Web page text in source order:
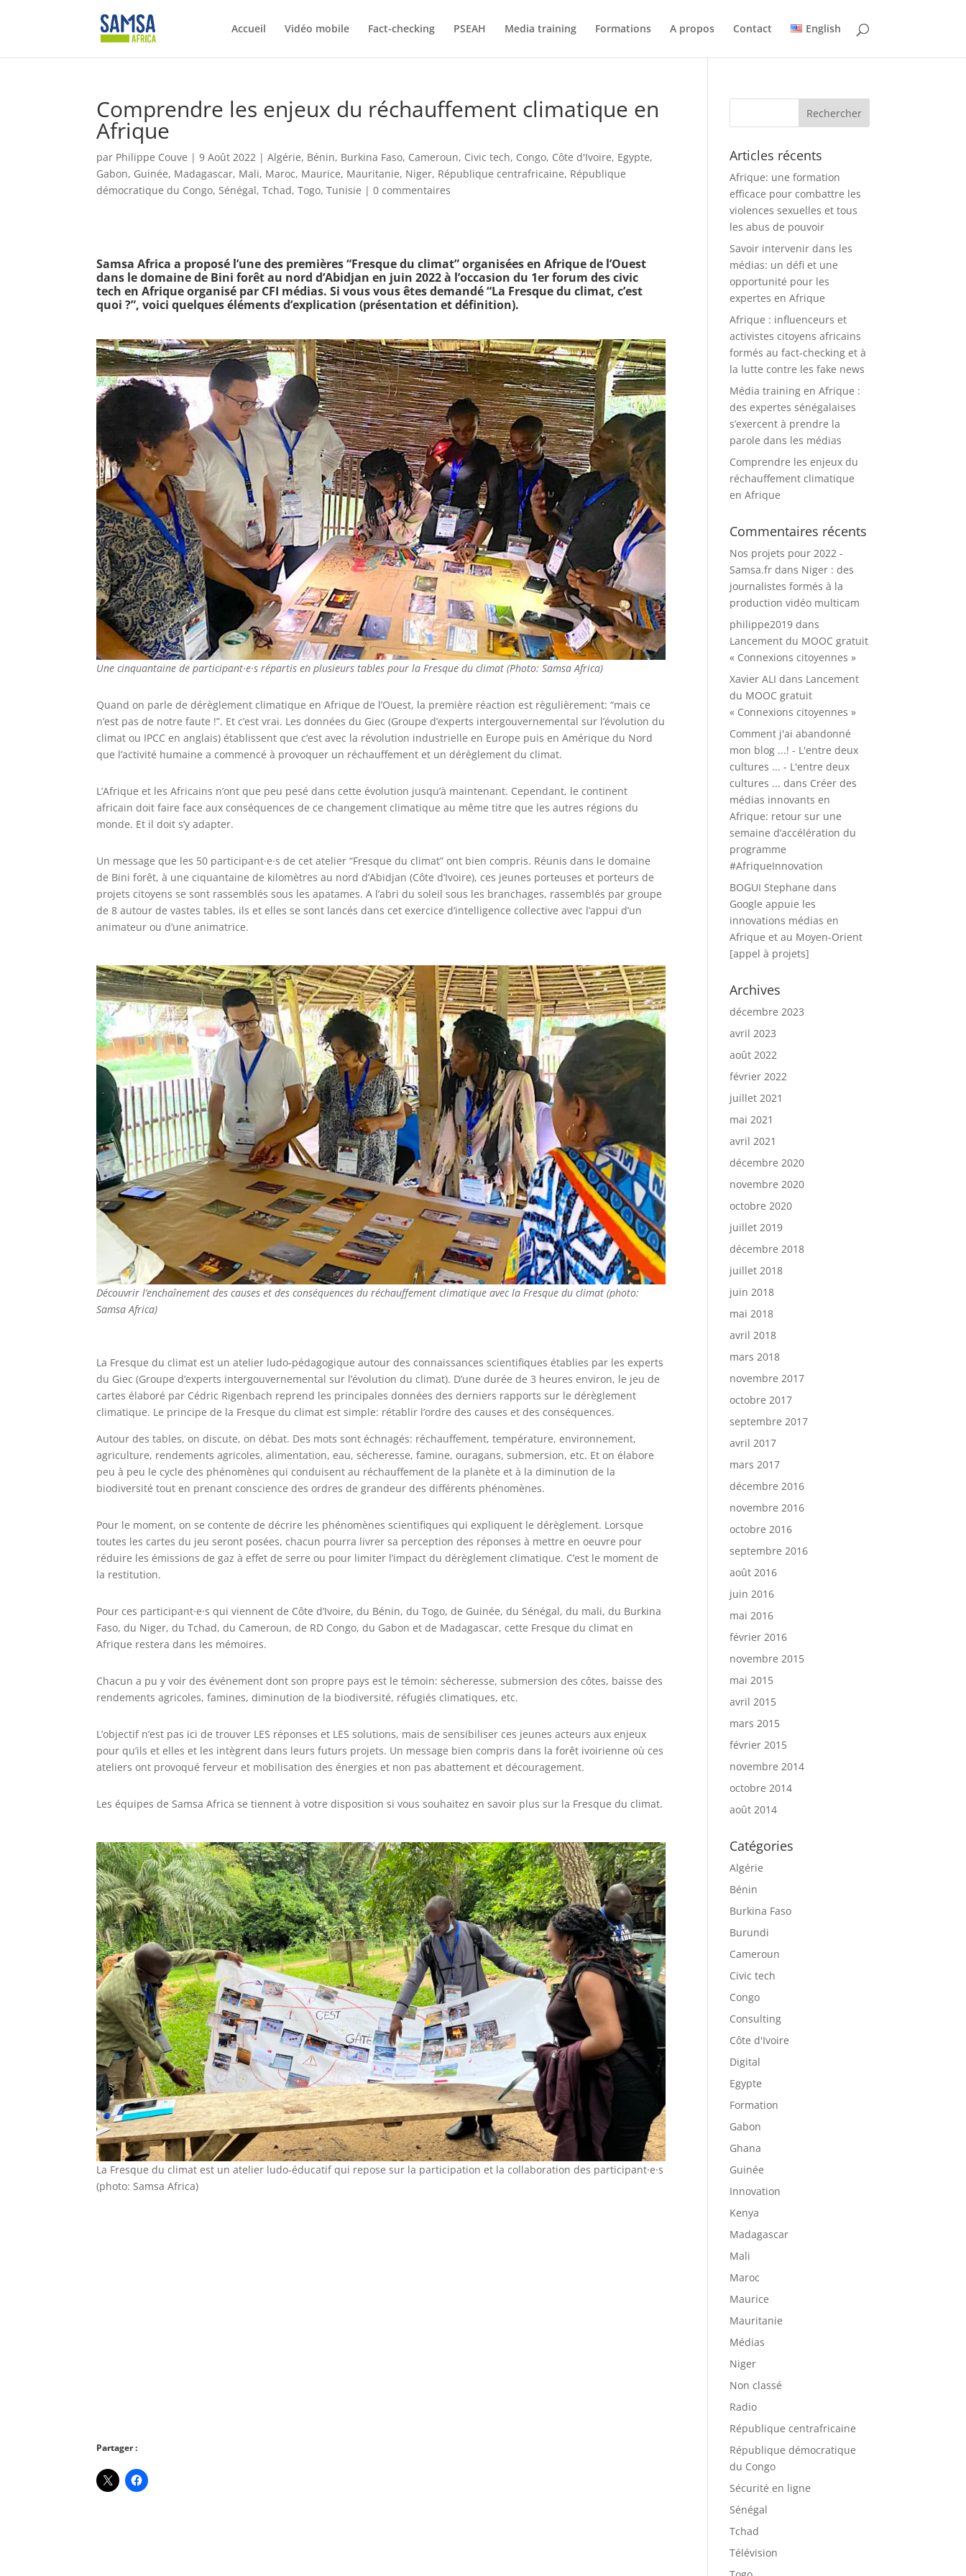
Accueil Vidéo mobile Fact-checking PSEAH Media training Formations A propos Contact English
Comprendre les enjeux du réchauffement climatique en
Afrique
par Philippe Couve |9 Août 2022 |Algérie, Bénin, Burkina Faso, Cameroun, Civic tech, Congo, Côte d'Ivoire, Egypte,
Gabon, Guinée, Madagascar, Mali, Maroc, Maurice, Mauritanie, Niger, République centrafricaine, République
démocratique du Congo,Sénégal,Tchad,Togo,Tunisie |0 commentaires
Samsa Africa a proposé l’une des premières “Fresque du climat” organisées en Afrique de l’Ouest
dans le domaine de Bini forêt au nord d’Abidjan en juin 2022 à l’occasion du 1er forum des civic
tech en Afrique organisé par CFI médias. Si vous vous êtes demandé “La Fresque du climat, c’est
quoi ?”, voici quelques éléments d’explication (présentation et définition).
Une cinquantaine de participant·e·s répartis en plusieurs tables pour la Fresque du climat (Photo: Samsa Africa)
Quand on parle de dérèglement climatique en Afrique de l’Ouest, la première réaction est règulièrement: “mais ce
n’est pas de notre faute !”. Et c’est vrai. Les données du Giec (Groupe d’experts intergouvernemental sur l’évolution du
climat ou IPCC en anglais) établissent que c’est avec la révolution industrielle en Europe puis en Amérique du Nord
que l’activité humaine a commencé à provoquer un réchauffement et un dérèglement du climat.
L’Afrique et les Africains n’ont que peu pesé dans cette évolution jusqu’à maintenant. Cependant, le continent
africain doit faire face aux conséquences de ce changement climatique au même titre que les autres régions du
monde. Et il doit s’y adapter.
Un message que les 50 participant·e·s de cet atelier “Fresque du climat” ont bien compris. Réunis dans le domaine
de Bini forêt, à une ciquantaine de kilomètres au nord d’Abidjan (Côte d’Ivoire), ces jeunes porteuses et porteurs de
projets citoyens se sont rassemblés sous les apatames. A l’abri du soleil sous les branchages, rassemblés par groupe
de 8 autour de vastes tables, ils et elles se sont lancés dans cet exercice d’intelligence collective avec l’appui d’un
animateur ou d’une animatrice.
Découvrir l’enchaînement des causes et des conséquences du réchauffement climatique avec la Fresque du climat (photo:
Samsa Africa)
La Fresque du climat est un atelier ludo-pédagogique autour des connaissances scientifiques établies par les experts
du Giec (Groupe d’experts intergouvernemental sur l’évolution du climat). D’une durée de 3 heures environ, le jeu de
cartes élaboré par Cédric Rigenbach reprend les principales données des derniers rapports sur le dérèglement
climatique. Le principe de la Fresque du climat est simple: rétablir l’ordre des causes et des conséquences.
Autour des tables, on discute, on débat. Des mots sont échnagés: réchauffement, température, environnement,
agriculture, rendements agricoles, alimentation, eau, sécheresse, famine, ouragans, submersion, etc. Et on élabore
peu à peu le cycle des phénomènes qui conduisent au réchauffement de la planète et à la diminution de la
biodiversité tout en prenant conscience des ordres de grandeur des différents phénomènes.
Pour le moment, on se contente de décrire les phénomènes scientifiques qui expliquent le dérèglement. Lorsque
toutes les cartes du jeu seront posées, chacun pourra livrer sa perception des réponses à mettre en oeuvre pour
réduire les émissions de gaz à effet de serre ou pour limiter l’impact du dérèglement climatique. C’est le moment de
la restitution.
Pour ces participant·e·s qui viennent de Côte d’Ivoire, du Bénin, du Togo, de Guinée, du Sénégal, du mali, du Burkina
Faso, du Niger, du Tchad, du Cameroun, de RD Congo, du Gabon et de Madagascar, cette Fresque du climat en
Afrique restera dans les mémoires.
Chacun a pu y voir des événement dont son propre pays est le témoin: sécheresse, submersion des côtes, baisse des
rendements agricoles, famines, diminution de la biodiversité, réfugiés climatiques, etc.
L’objectif n’est pas ici de trouver LES réponses et LES solutions, mais de sensibiliser ces jeunes acteurs aux enjeux
pour qu’ils et elles et les intègrent dans leurs futurs projets. Un message bien compris dans la forêt ivoirienne où ces
ateliers ont provoqué ferveur et mobilisation des énergies et non pas abattement et découragement.
Les équipes de Samsa Africa se tiennent à votre disposition si vous souhaitez en savoir plus sur la Fresque du climat.
La Fresque du climat est un atelier ludo-éducatif qui repose sur la participation et la collaboration des participant·e·s
(photo: Samsa Africa)
Partager :
Articles récents
Afrique: une formation
efficace pour combattre les
violences sexuelles et tous
les abus de pouvoir
Savoir intervenir dans les
médias: un défi et une
opportunité pour les
expertes en Afrique
Afrique : influenceurs et
activistes citoyens africains
formés au fact-checking et à
la lutte contre les fake news
Média training en Afrique :
des expertes sénégalaises
s’exercent à prendre la
parole dans les médias
Comprendre les enjeux du
réchauffement climatique
en Afrique
Commentaires récents
Nos projets pour 2022 -
Samsa.fr dans Niger : des
journalistes formés à la
production vidéo multicam
philippe2019 dans
Lancement du MOOC gratuit
« Connexions citoyennes »
Xavier ALI dans Lancement
du MOOC gratuit
« Connexions citoyennes »
Comment j'ai abandonné
mon blog ...! - L'entre deux
cultures ... - L'entre deux
cultures ... dans Créer des
médias innovants en
Afrique: retour sur une
semaine d’accélération du
programme
#AfriqueInnovation
BOGUI Stephane dans
Google appuie les
innovations médias en
Afrique et au Moyen-Orient
[appel à projets]
Archives
décembre 2023
avril 2023
août 2022
février 2022
juillet 2021
mai 2021
avril 2021
décembre 2020
novembre 2020
octobre 2020
juillet 2019
décembre 2018
juillet 2018
juin 2018
mai 2018
avril 2018
mars 2018
novembre 2017
octobre 2017
septembre 2017
avril 2017
mars 2017
décembre 2016
novembre 2016
octobre 2016
septembre 2016
août 2016
juin 2016
mai 2016
février 2016
novembre 2015
mai 2015
avril 2015
mars 2015
février 2015
novembre 2014
octobre 2014
août 2014
Catégories
Algérie
Bénin
Burkina Faso
Burundi
Cameroun
Civic tech
Congo
Consulting
Côte d'Ivoire
Digital
Egypte
Formation
Gabon
Ghana
Guinée
Innovation
Kenya
Madagascar
Mali
Maroc
Maurice
Mauritanie
Médias
Niger
Non classé
Radio
République centrafricaine
République démocratique
du Congo
Sécurité en ligne
Sénégal
Tchad
Télévision